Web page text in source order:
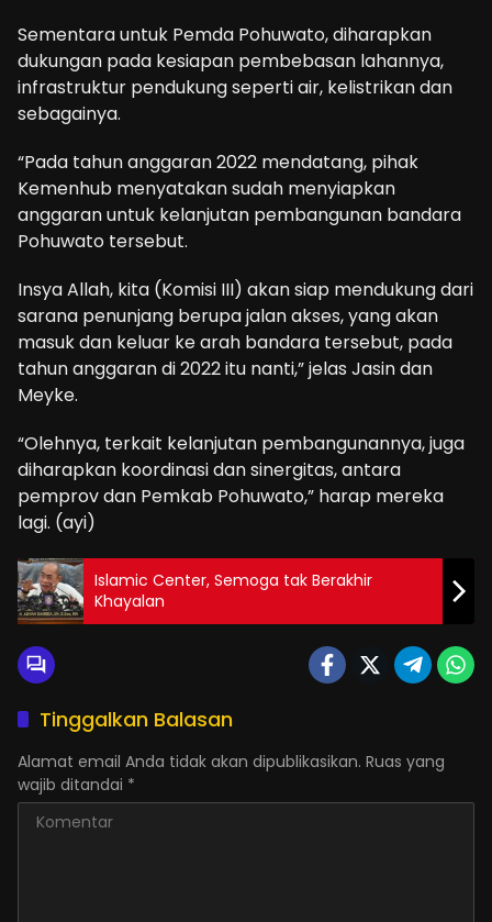
Sementara untuk Pemda Pohuwato, diharapkan
dukungan pada kesiapan pembebasan lahannya,
infrastruktur pendukung seperti air, kelistrikan dan
sebagainya.
“Pada tahun anggaran 2022 mendatang, pihak
Kemenhub menyatakan sudah menyiapkan
anggaran untuk kelanjutan pembangunan bandara
Pohuwato tersebut.
Insya Allah, kita (Komisi III) akan siap mendukung dari
sarana penunjang berupa jalan akses, yang akan
masuk dan keluar ke arah bandara tersebut, pada
tahun anggaran di 2022 itu nanti,” jelas Jasin dan
Meyke.
“Olehnya, terkait kelanjutan pembangunannya, juga
diharapkan koordinasi dan sinergitas, antara
pemprov dan Pemkab Pohuwato,” harap mereka
lagi. (ayi)
Islamic Center, Semoga tak Berakhir
Khayalan
Tinggalkan Balasan
Alamat email Anda tidak akan dipublikasikan. Ruas yang
wajib ditandai *